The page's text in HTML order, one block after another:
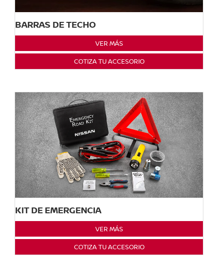
BARRAS DE TECHO
VER MÁS
COTIZA TU ACCESORIO
KIT DE EMERGENCIA
VER MÁS
COTIZA TU ACCESORIO